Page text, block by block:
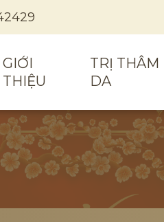
GIỚI
THIỆU
TRỊ THÂM
DA